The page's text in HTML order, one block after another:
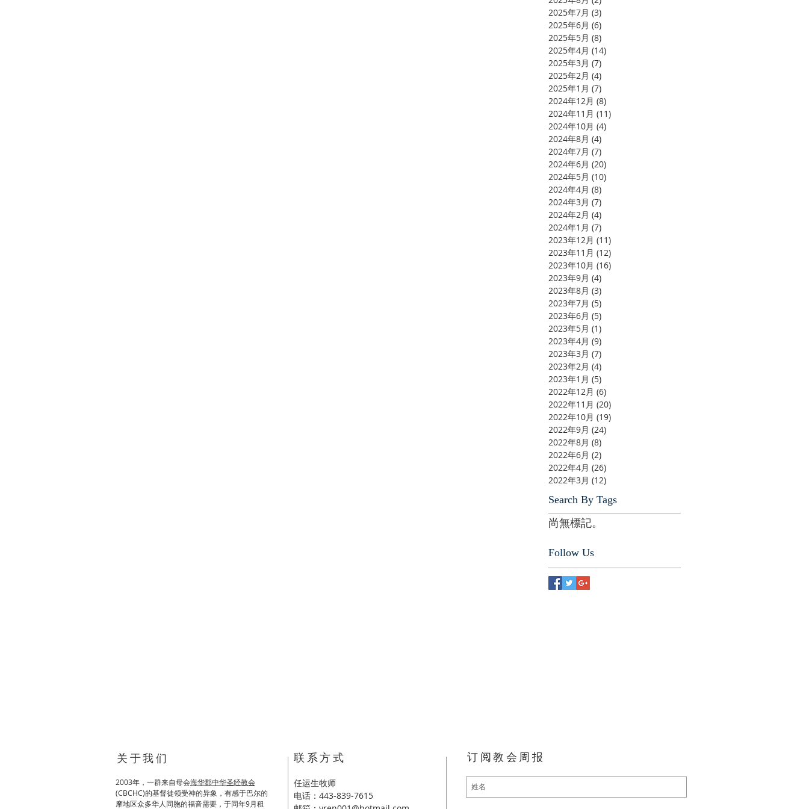
2025年7月 (3)
2025年6月 (6)
2025年5月 (8)
2025年4月 (14)
2025年3月 (7)
2025年2月 (4)
2025年1月 (7)
2024年12月 (8)
2024年11月 (11)
2024年10月 (4)
2024年8月 (4)
2024年7月 (7)
2024年6月 (20)
2024年5月 (10)
2024年4月 (8)
2024年3月 (7)
2024年2月 (4)
2024年1月 (7)
2023年12月 (11)
2023年11月 (12)
2023年10月 (16)
2023年9月 (4)
2023年8月 (3)
2023年7月 (5)
2023年6月 (5)
2023年5月 (1)
2023年4月 (9)
2023年3月 (7)
2023年2月 (4)
2023年1月 (5)
2022年12月 (6)
2022年11月 (20)
2022年10月 (19)
2022年9月 (24)
2022年8月 (8)
2022年6月 (2)
2022年4月 (26)
2022年3月 (12)
Search By Tags
尚無標記。
Follow Us
关于我们
2003年，一群来自母会海华郡中华圣经教会
(CBCHC)的基督徒领受神的异象，有感于巴尔的
摩地区众多华人同胞的福音需要，于同年9月租
​联系方式
任运生牧师
电话：443-839-7615
订阅教会周报